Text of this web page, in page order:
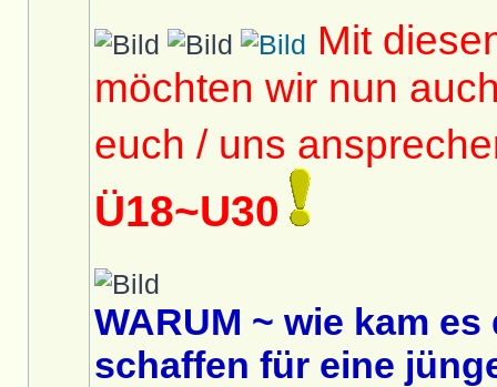
Mit
möchten wir nun
euch / uns
Ü18~U30
WARUM ~ wie kam
schaffen für eine